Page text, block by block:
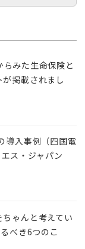
みた生命保険と
掲載されまし
導入事例（四国電
ス・ジャパン
ゃんと考えてい
べき6つのこ